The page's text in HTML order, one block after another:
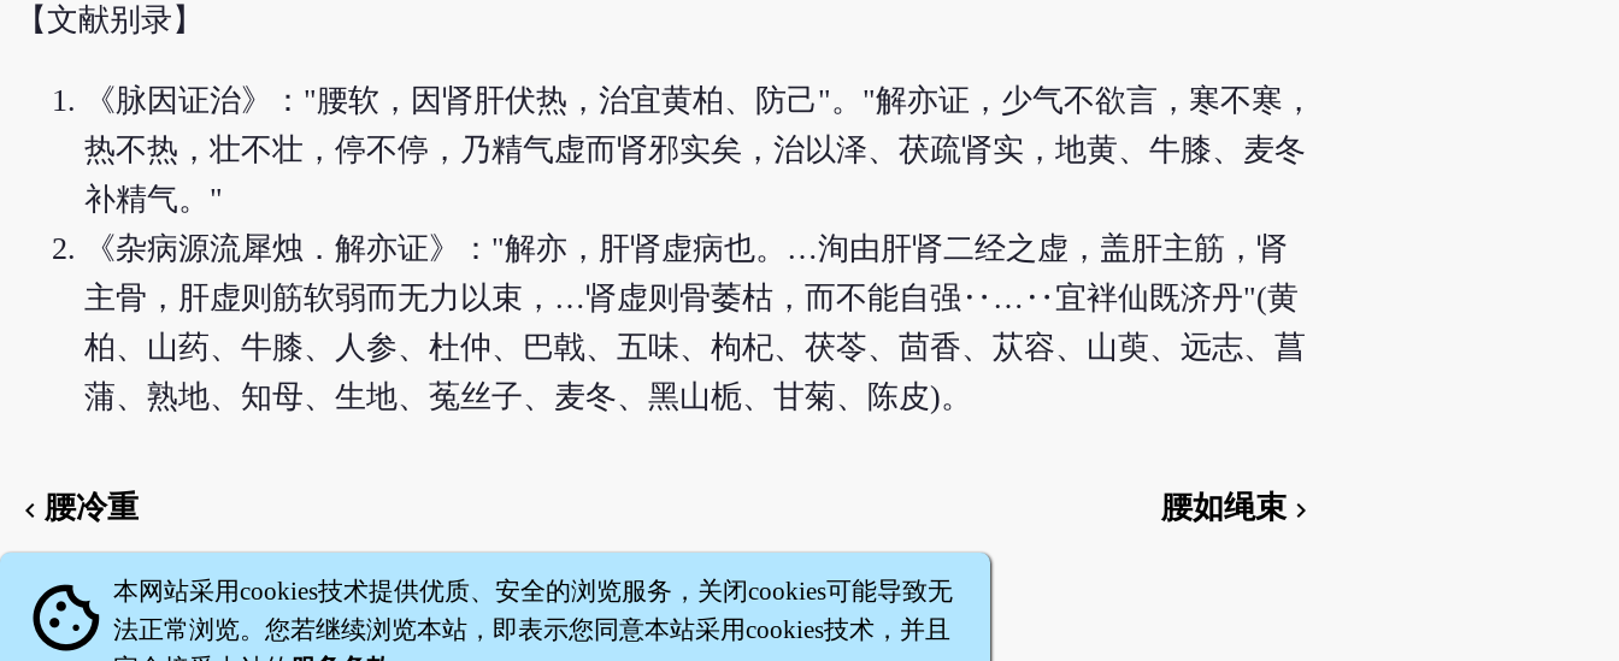
【文献别录】
《脉因证治》："腰软，因肾肝伏热，治宜黄柏、防己"。"解亦证，少气不欲言，寒不寒，
热不热，壮不壮，停不停，乃精气虚而肾邪实矣，治以泽、茯疏肾实，地黄、牛膝、麦冬
补精气。"
《杂病源流犀烛．解亦证》："解亦，肝肾虚病也。…洵由肝肾二经之虚，盖肝主筋，肾
主骨，肝虚则筋软弱而无力以束，…肾虚则骨萎枯，而不能自强‥…‥宜袢仙既济丹"(黄
柏、山药、牛膝、人参、杜仲、巴戟、五味、枸杞、茯苓、茴香、苁容、山萸、远志、菖
蒲、熟地、知母、生地、菟丝子、麦冬、黑山栀、甘菊、陈皮)。
chevron_left 腰冷重 腰如绳束chevron_right
English version
cookie 本网站采用cookies技术提供优质、安全的浏览服务，关闭cookies可能导致无
法正常浏览。您若继续浏览本站，即表示您同意本站采用cookies技术，并且